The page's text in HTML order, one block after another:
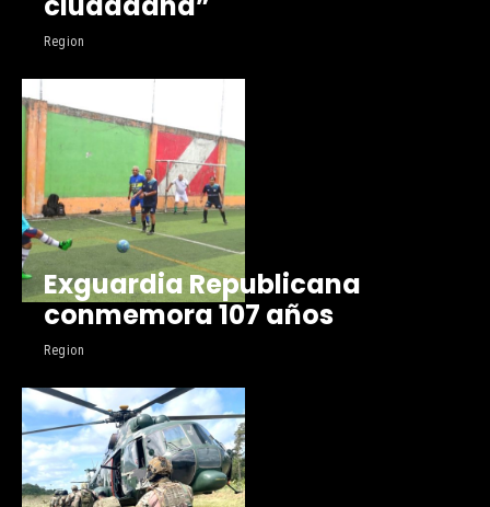
Region
Exguardia Republicana
conmemora 107 años
Region